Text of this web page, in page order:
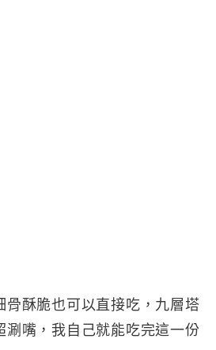
骨酥脆也可以直接吃，九層塔
涮嘴，我自己就能吃完這一份